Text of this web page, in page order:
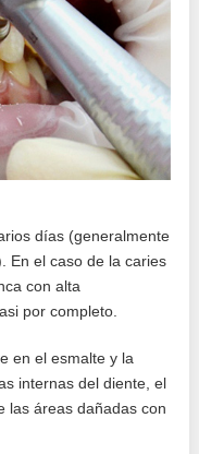
días (generalmente
En el caso de la caries
con alta
por completo.
en el esmalte y la
internas del diente, el
las áreas dañadas con